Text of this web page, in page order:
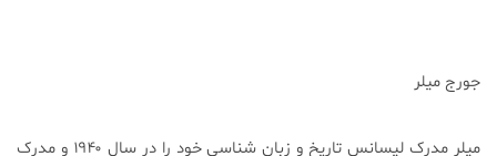
جورج میلر
میلر مدرک لیسانس تاریخ و زبان شناسی خود را در سال ۱۹۴۰ و مدرک